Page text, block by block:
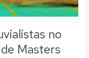
no
Masters